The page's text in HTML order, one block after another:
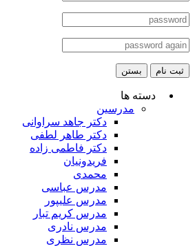
ثبت نام بستن
دسته ها
مدرسین
دکتر جاهد سراوانی
دکتر طاهر لطفی
دکتر فاطمی زاده
فریدونیان
محمدی
مدرس عباسی
مدرس علیپور
مدرس کریم تبار
مدرس نادری
مدرس نظری